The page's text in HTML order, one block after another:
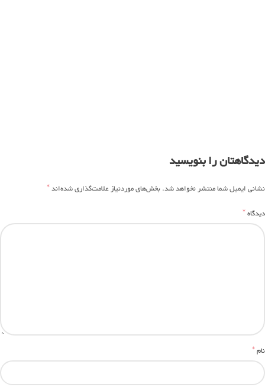
دیدگاهتان را بنویسید
نشانی ایمیل شما منتشر نخواهد شد.بخش‌های موردنیاز علامت‌گذاری شده‌اند*
دیدگاه*
نام*